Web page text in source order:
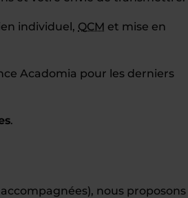
individuel, QCM et mise en
Acadomia pour les derniers
.
nous proposons